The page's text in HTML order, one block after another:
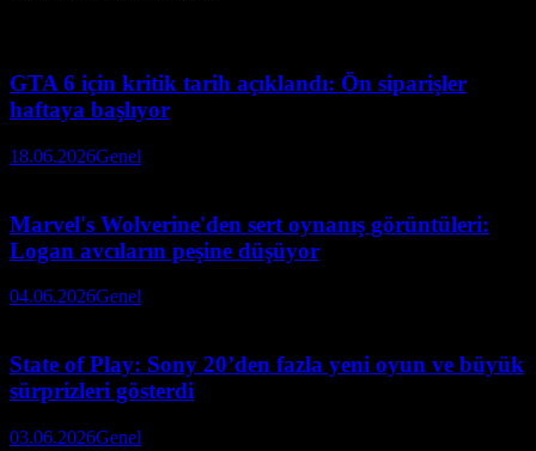
GTA 6 için kritik tarih açıklandı: Ön siparişler
haftaya başlıyor
18.06.2026Genel
Marvel's Wolverine'den sert oynanış görüntüleri:
Logan avcıların peşine düşüyor
04.06.2026Genel
State of Play: Sony 20’den fazla yeni oyun ve büyük
sürprizleri gösterdi
03.06.2026Genel